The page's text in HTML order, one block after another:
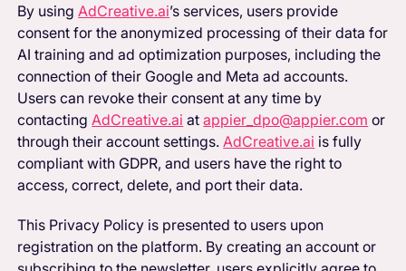
By using AdCreative.ai’s services, users provide
consent for the anonymized processing of their data for
AI training and ad optimization purposes, including the
connection of their Google and Meta ad accounts.
Users can revoke their consent at any time by
contacting AdCreative.ai atappier_dpo@appier.com or
through their account settings. AdCreative.ai is fully
compliant with GDPR, and users have the right to
access, correct, delete, and port their data.
This Privacy Policy is presented to users upon
registration on the platform. By creating an account or